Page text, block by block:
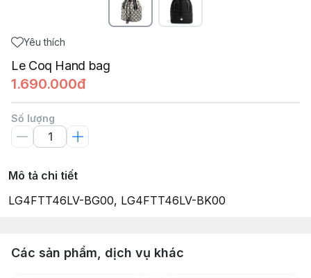
Yêu thích
Le Coq Hand bag
1.690.000đ
Số lượng
Mô tả chi tiết
LG4FTT46LV-BG00, LG4FTT46LV-BK00
Các sản phẩm, dịch vụ khác